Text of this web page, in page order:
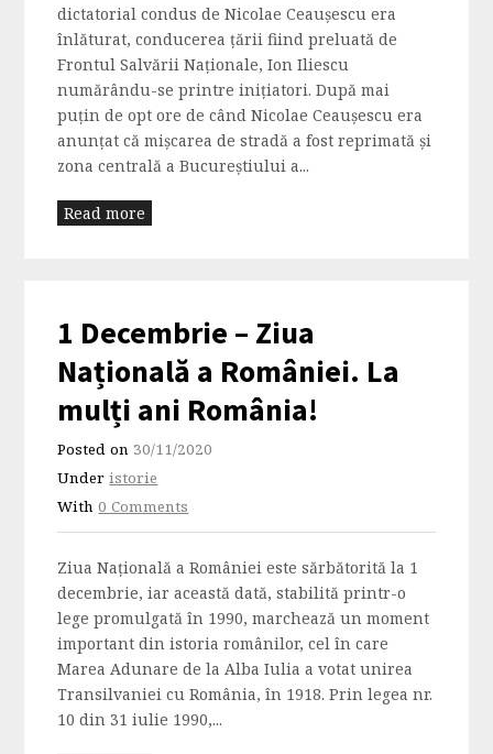
dictatorial condus de Nicolae Ceauşescu era
înlăturat, conducerea țării fiind preluată de
Frontul Salvării Naţionale, Ion Iliescu
numărându-se printre iniţiatori. După mai
puţin de opt ore de când Nicolae Ceauşescu era
anunţat că mişcarea de stradă a fost reprimată şi
zona centrală a Bucureștiului a...
Read more
1 Decembrie – Ziua
Națională a României. La
mulți ani România!
Posted on 30/11/2020
Underistorie
With0 Comments
Ziua Națională a României este sărbătorită la 1
decembrie, iar această dată, stabilită printr-o
lege promulgată în 1990, marchează un moment
important din istoria românilor, cel în care
Marea Adunare de la Alba Iulia a votat unirea
Transilvaniei cu România, în 1918. Prin legea nr.
10 din 31 iulie 1990,...